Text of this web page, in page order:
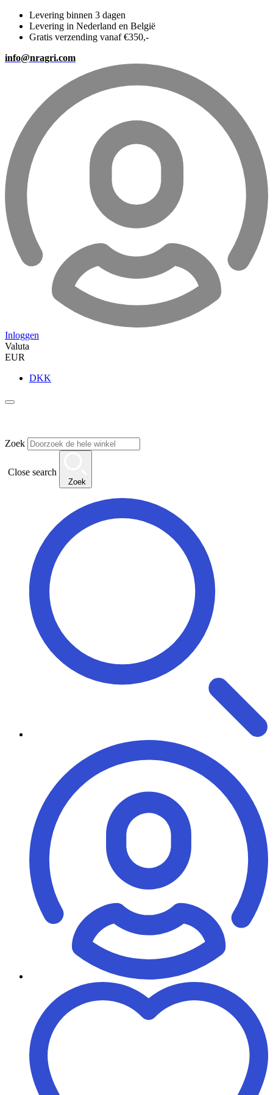
Levering binnen 3 dagen
Levering in Nederland en België
Gratis verzending vanaf €350,-
info@nragri.com
Inloggen
Valuta
EUR
DKK
Zoek
Close search
Zoek